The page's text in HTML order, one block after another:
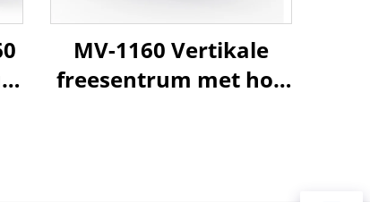
MV-1160 Vertikale
freesentrum met hoë